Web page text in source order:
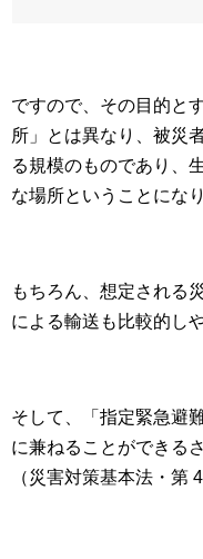
ですので、その目的と
所」とは異なり、被災
る規模のものであり、
な場所ということにな
もちろん、想定される
による輸送も比較的し
そして、「指定緊急避
に兼ねることができる
（災害対策基本法・第